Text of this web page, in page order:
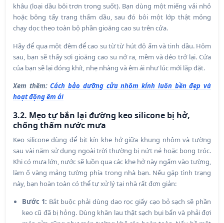
khâu (loại dầu bôi trơn trong suốt). Bạn dùng một miếng vải nhỏ
hoặc bông tẩy trang thấm dầu, sau đó bôi một lớp thật mỏng
chạy dọc theo toàn bộ phần gioăng cao su trên cửa.
Hãy để qua một đêm để cao su từ từ hút độ ẩm và tinh dầu. Hôm
sau, bạn sẽ thấy sợi gioăng cao su nở ra, mềm và dẻo trở lại. Cửa
của bạn sẽ lại đóng khít, nhẹ nhàng và êm ái như lúc mới lắp đặt.
Xem thêm:Cách bảo dưỡng cửa nhôm kính luôn bền đẹp và
hoạt động êm ái
3.2. Mẹo tự bắn lại đường keo silicone bị hở,
chống thấm nước mưa
Keo silicone dùng để bịt kín khe hở giữa khung nhôm và tường
sau vài năm sử dụng ngoài trời thường bị nứt nẻ hoặc bong tróc.
Khi có mưa lớn, nước sẽ luồn qua các khe hở này ngấm vào tường,
làm ố vàng mảng tường phía trong nhà bạn. Nếu gặp tình trạng
này, bạn hoàn toàn có thể tự xử lý tại nhà rất đơn giản:
Bước 1: Bắt buộc phải dùng dao rọc giấy cạo bỏ sạch sẽ phần
keo cũ đã bị hỏng. Dùng khăn lau thật sạch bụi bẩn và phải đợi